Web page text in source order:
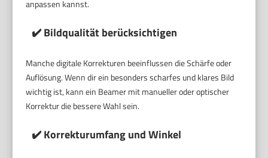
anpassen kannst.
✔️ Bildqualität berücksichtigen
Manche digitale Korrekturen beeinflussen die Schärfe oder
Auflösung. Wenn dir ein besonders scharfes und klares Bild
wichtig ist, kann ein Beamer mit manueller oder optischer
Korrektur die bessere Wahl sein.
✔️ Korrekturumfang und Winkel